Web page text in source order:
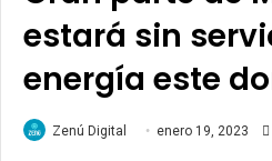
estará sin
energía este
Zenú Digital enero 19, 2023